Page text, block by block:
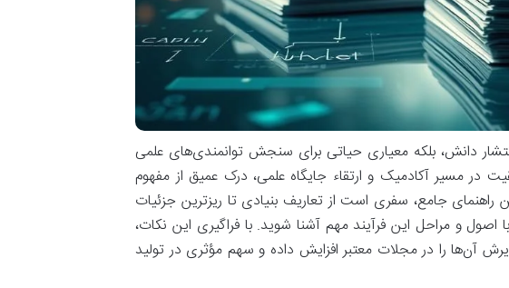
دانش، بلکه معیاری حیاتی برای سنجش توانمندی‌های علمی
در مسیر آکادمیک و ارتقاء جایگاه علمی، درک عمیق از مفهوم
جامع، سفری است از تعاریف بنیادی تا ریزترین جزئیات
و مراحل این فرآیند مهم آشنا شوید. با فراگیری این نکات،
آن‌ها را در مجلات معتبر افزایش داده و سهم مؤثری در تولید